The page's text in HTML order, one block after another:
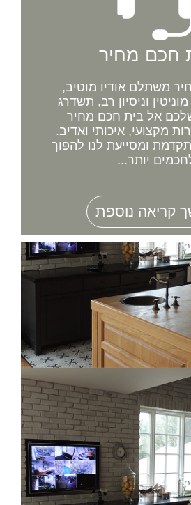
חכם מחיר
משתלם אודיו מוטיב,
וניסיון רב, תשדרג
אל בית חכם מחיר
מקצועי, איכותי ואדיב.
ומסייעת לנו להפוך
יותר...
קריאה נוספת